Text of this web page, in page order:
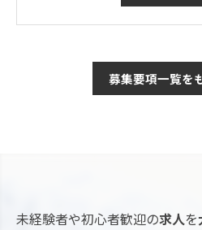
募集要項一覧を
未経験者や初心者歓迎の求人を